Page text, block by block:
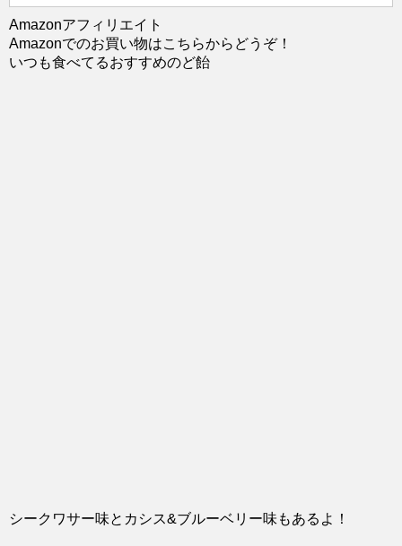
Amazonアフィリエイト
Amazonでのお買い物はこちらからどうぞ！
いつも食べてるおすすめのど飴
シークワサー味とカシス&ブルーベリー味もあるよ！